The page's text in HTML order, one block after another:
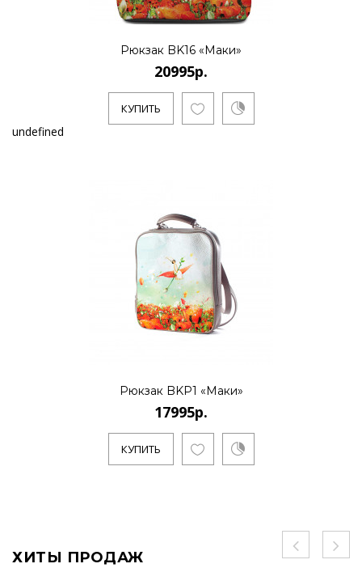
Рюкзак BK16 «Маки»
20995р.
КУПИТЬ
undefined
Рюкзак BKP1 «Маки»
17995р.
КУПИТЬ
ХИТЫ ПРОДАЖ